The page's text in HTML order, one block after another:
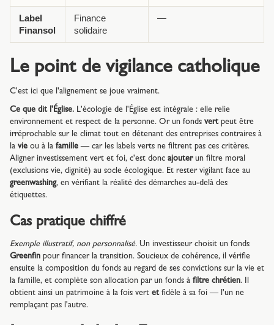
Label
Finansol
Finance
solidaire
—
Le point de vigilance catholique
C'est ici que l'alignement se joue vraiment.
Ce que dit l'Église. L'écologie de l'Église est intégrale : elle relie
environnement et respect de la personne. Or un fonds vertpeut être
irréprochable sur le climat tout en détenant des entreprises contraires à
la vie ou à la famille — car les labels verts ne filtrent pas ces critères.
Aligner investissement vert et foi, c'est donc ajouterun filtre moral
(exclusions vie, dignité) au socle écologique. Et rester vigilant face au
greenwashing, en vérifiant la réalité des démarches au-delà des
étiquettes.
Cas pratique chiffré
Exemple illustratif, non personnalisé. Un investisseur choisit un fonds
Greenfin pour financer la transition. Soucieux de cohérence, il vérifie
ensuite la composition du fonds au regard de ses convictions sur la vie et
la famille, et complète son allocation par un fonds à filtre chrétien. Il
obtient ainsi un patrimoine à la fois vert etfidèle à sa foi — l'un ne
remplaçant pas l'autre.